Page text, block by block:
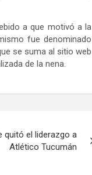
a que motivó a la
fue denominado
se suma al sitio web
de la nena.
quitó el liderazgo a
Atlético Tucumán